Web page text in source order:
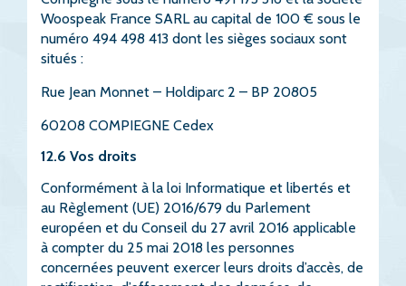
Woospeak France SARL au capital de 100 € sous le
numéro 494 498 413 dont les sièges sociaux sont
situés :
Rue Jean Monnet – Holdiparc 2 – BP 20805
60208 COMPIEGNE Cedex
12.6 Vos droits
Conformément à la loi Informatique et libertés et
au Règlement (UE) 2016/679 du Parlement
européen et du Conseil du 27 avril 2016 applicable
à compter du 25 mai 2018 les personnes
concernées peuvent exercer leurs droits d’accès, de